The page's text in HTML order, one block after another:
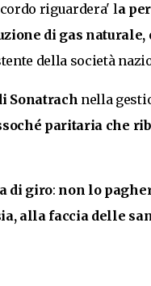
riguardera' la
di gas naturale,
della società
Sonatrach nella
paritaria che
di giro: non lo
alla faccia delle